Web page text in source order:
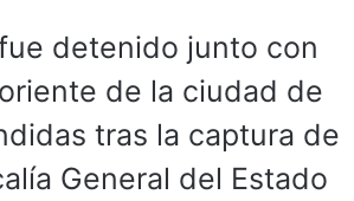
detenido junto con
de la ciudad de
tras la captura de
General del Estado